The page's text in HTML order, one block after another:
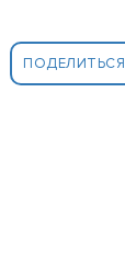
ПОДЕЛИТЬСЯ